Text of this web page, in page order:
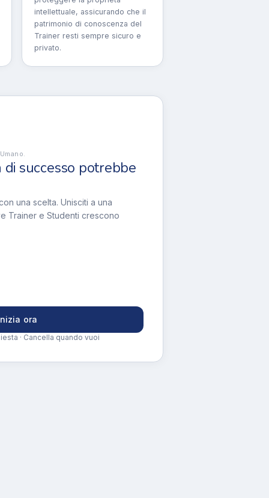
intellettuale, assicurando che il
patrimonio di conoscenza del
Trainer resti sempre sicuro e
privato.
di successo potrebbe
una scelta. Unisciti a una
Trainer e Studenti crescono
ora
· Cancella quando vuoi